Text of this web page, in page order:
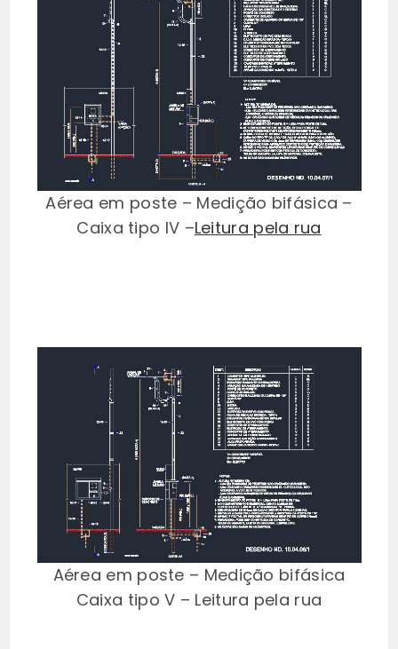
Aérea em poste – Medição bifásica –
Caixa tipo IV –Leitura pela rua
Aérea em poste – Medição bifásica
Caixa tipo V – Leitura pela rua